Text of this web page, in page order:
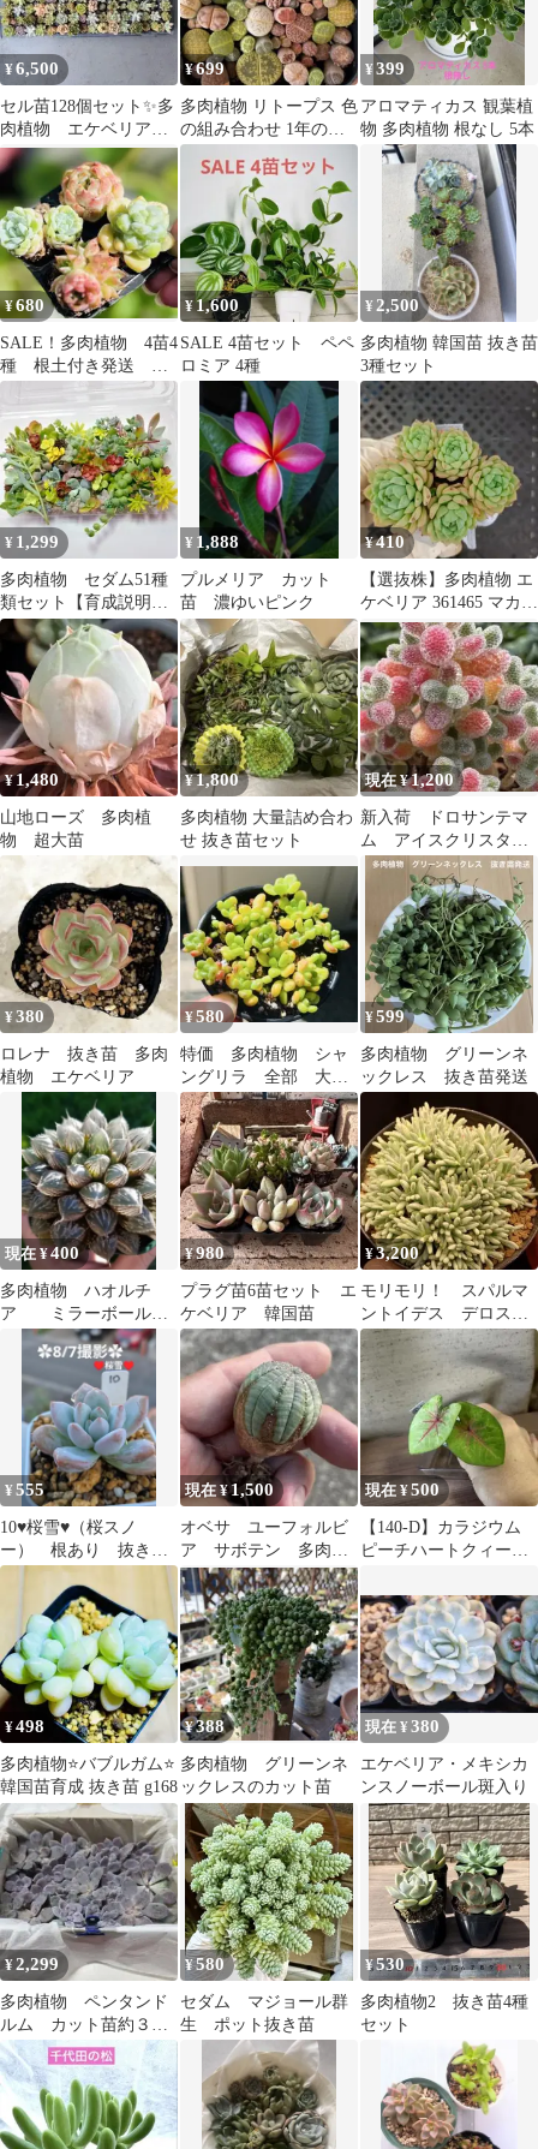
¥6,500
セル苗128個セット✨多
肉植物 エケベリア
詰め合わせ 寄せ植え
に!!
¥699
多肉植物 リトープス 色
の組み合わせ 1年の苗
✨20苗 0.3-1cm✨
¥399
アロマティカス 観葉植
物 多肉植物 根なし 5本
¥680
SALE！多肉植物 4苗4
種 根土付き発送 エ
ケベリア韓 写真通り
発送8/7撮影
¥1,600
SALE 4苗セット ペペ
ロミア 4種
¥ 2,500
多肉植物 韓国苗 抜き苗
3種セット
¥ 1,299
多肉植物 セダム51種
類セット【育成説明書
付】
¥ 1,888
プルメリア カット
苗 濃ゆいピンク
¥410
【選抜株】多肉植物 エ
ケベリア 361465 マカダ
ミア 1個 抜き苗
¥1,480
山地ローズ 多肉植
物 超大苗
¥1,800
多肉植物 大量詰め合わ
せ 抜き苗セット
現在 ¥1,200
新入荷 ドロサンテマ
ム アイスクリスタ
ル メセン 多肉植
物 1苗 鉢5.3cm
¥380
ロレナ 抜き苗 多肉
植物 エケベリア
¥580
特価 多肉植物 シャ
ングリラ 全部 大
量 抜き苗 ポット10
センチ
¥599
多肉植物 グリーンネ
ックレス 抜き苗発送
現在 ¥400
多肉植物 ハオルチ
ア ミラーボール
¥980
プラグ苗6苗セット エ
ケベリア 韓国苗
¥3,200
モリモリ！ スパルマ
ントイデス デロスペ
ルマ 多肉植物
¥555
10♥桜雪♥（桜スノ
ー） 根あり 抜き
苗 多肉植物
現在 ¥1,500
オベサ ユーフォルビ
ア サボテン 多肉植
物
現在 ¥500
【140-D】カラジウム
ピーチハートクィーン
¥498
多肉植物⭐️バブルガム⭐️
韓国苗育成 抜き苗 g168
¥388
多肉植物 グリーンネ
ックレスのカット苗
現在 ¥380
エケベリア・メキシカ
ンスノーボール斑入り
¥2,299
多肉植物 ペンタンド
ルム カット苗約３０
個
¥580
セダム マジョール群
生 ポット抜き苗
¥530
多肉植物2 抜き苗4種
セット